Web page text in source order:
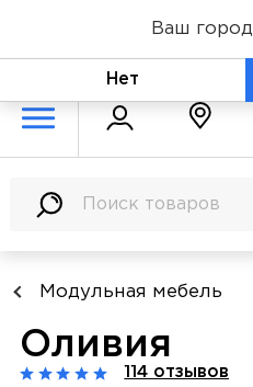
Модульная мебель
Оливия
114 отзывов
Ваш город
Нет